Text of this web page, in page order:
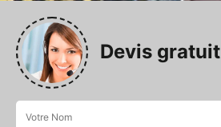
Devis gratuit